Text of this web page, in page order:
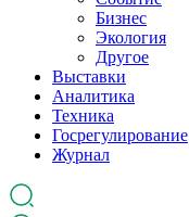
Бизнес
Экология
Другое
Выставки
Аналитика
Техника
Госрегулирование
Журнал